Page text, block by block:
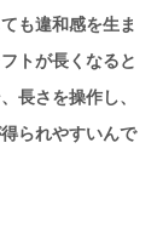
も違和感を生ま
トが長くなると
長さを操作し、
られやすいんで